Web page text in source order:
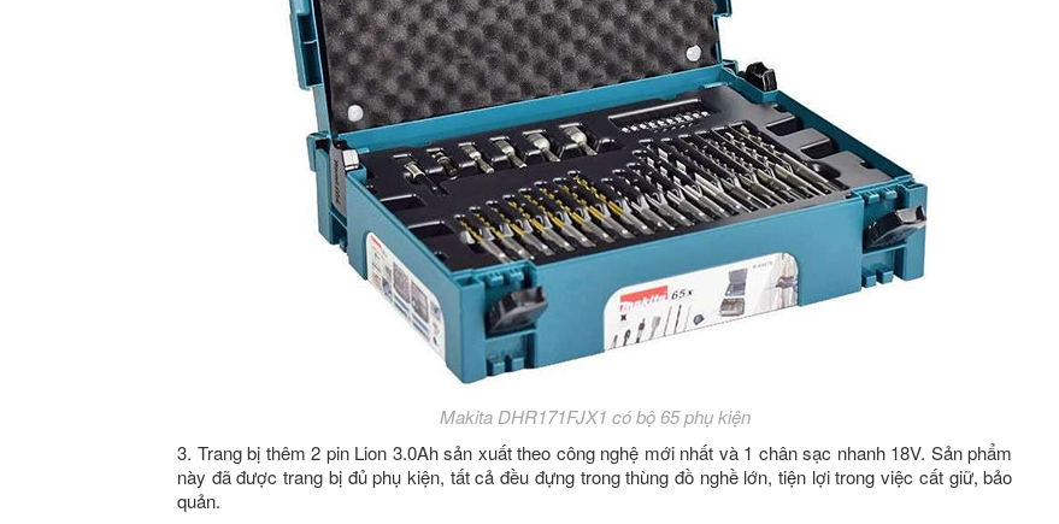
Makita DHR171FJX1 có bộ 65 phụ kiện
3. Trang bị thêm 2 pin Lion 3.0Ah sản xuất theo công nghệ mới nhất và 1 chân sạc nhanh 18V. Sản phẩm
này đã được trang bị đủ phụ kiện, tất cả đều đựng trong thùng đồ nghề lớn, tiện lợi trong việc cất giữ, bảo
quản.